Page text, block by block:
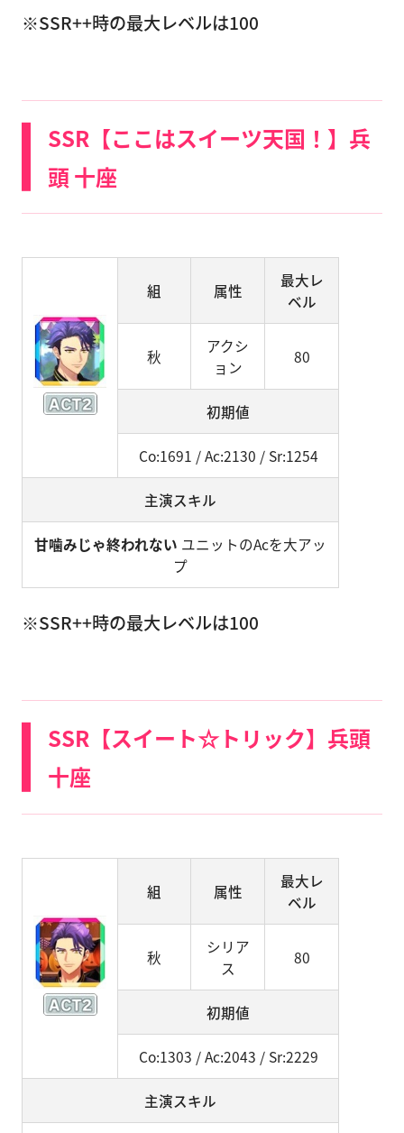
※SSR++時の最大レベルは100
SSR【ここはスイーツ天国！】兵
頭 十座
組 属性
最大レ
ベル
秋
アクシ
ョン
80
初期値
Co:1691 / Ac:2130 / Sr:1254
主演スキル
甘噛みじゃ終われない ユニットのAcを大アッ
プ
※SSR++時の最大レベルは100
SSR【スイート☆トリック】兵頭
十座
組 属性
最大レ
ベル
秋
シリア
ス
80
初期値
Co:1303 / Ac:2043 / Sr:2229
主演スキル